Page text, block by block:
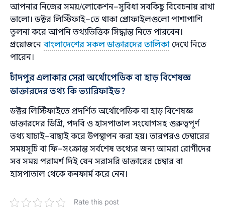
আপনার নিজের সময়/লোকেশন–সুবিধা সবকিছু বিবেচনায় রাখা
ভালো। ডক্টর লিস্টিফাই–তে থাকা প্রোফাইলগুলো পাশাপাশি
তুলনা করে আপনি তথ্যভিত্তিক সিদ্ধান্ত নিতে পারবেন।
প্রয়োজনেবাংলাদেশের সকল ডাক্তারদের তালিকা দেখে নিতে
পারেন।
চাঁদপুর এলাকার সেরা অর্থোপেডিক বা হাড় বিশেষজ্ঞ
ডাক্তারদের তথ্য কি ভ্যারিফাইড?
ডক্টর লিস্টিফাইতে প্রদর্শিত অর্থোপেডিক বা হাড় বিশেষজ্ঞ
ডাক্তারদের ডিগ্রি, পদবি ও হাসপাতাল সংযোগসহ গুরুত্বপূর্ণ
তথ্য যাচাই–বাছাই করে উপস্থাপন করা হয়। তারপরও চেম্বারের
সময়সূচি বা ফি–সংক্রান্ত সর্বশেষ তথ্যের জন্য আমরা রোগীদের
সব সময় পরামর্শ দিই যেন সরাসরি ডাক্তারের চেম্বার বা
হাসপাতাল থেকে কনফার্ম করে নেন।
Rate this post